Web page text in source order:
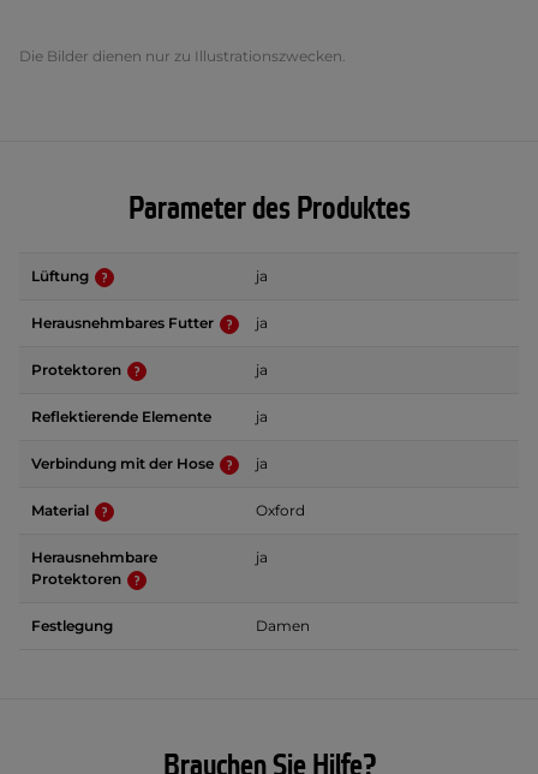
Die Bilder dienen nur zu Illustrationszwecken.
Parameter des Produktes
Lüftung ja
Herausnehmbares Futter ja
Protektoren ja
Reflektierende Elemente ja
Verbindung mit der Hose ja
Material Oxford
Herausnehmbare
Protektoren
ja
Festlegung Damen